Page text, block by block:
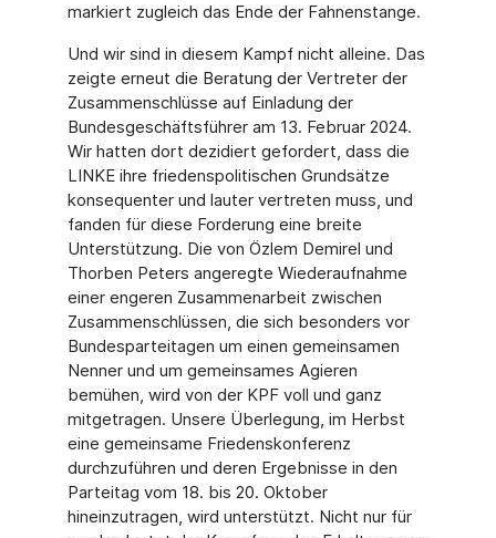
markiert zugleich das Ende der Fahnenstange.
Und wir sind in diesem Kampf nicht alleine. Das
zeigte erneut die Beratung der Vertreter der
Zusammenschlüsse auf Einladung der
Bundesgeschäftsführer am 13. Februar 2024.
Wir hatten dort dezidiert gefordert, dass die
LINKE ihre friedenspolitischen Grundsätze
konsequenter und lauter vertreten muss, und
fanden für diese Forderung eine breite
Unterstützung. Die von Özlem Demirel und
Thorben Peters angeregte Wiederaufnahme
einer engeren Zusammenarbeit zwischen
Zusammenschlüssen, die sich besonders vor
Bundesparteitagen um einen gemeinsamen
Nenner und um gemeinsames Agieren
bemühen, wird von der KPF voll und ganz
mitgetragen. Unsere Überlegung, im Herbst
eine gemeinsame Friedenskonferenz
durchzuführen und deren Ergebnisse in den
Parteitag vom 18. bis 20. Oktober
hineinzutragen, wird unterstützt. Nicht nur für